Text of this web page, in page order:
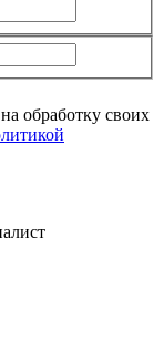
обработку своих